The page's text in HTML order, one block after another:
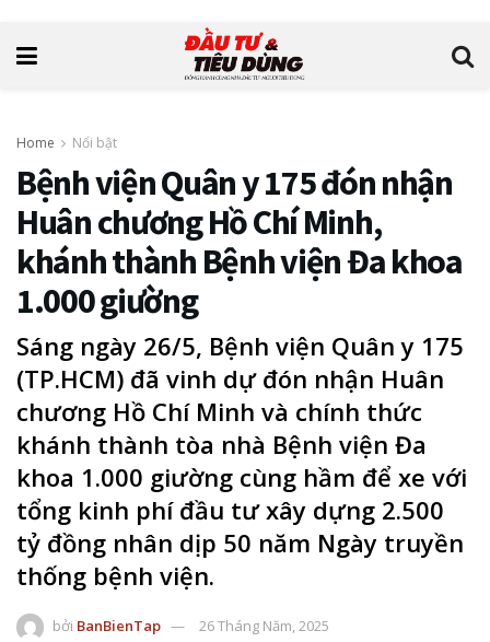
Home Nổi bật
Bệnh viện Quân y 175 đón nhận
Huân chương Hồ Chí Minh,
khánh thành Bệnh viện Đa khoa
1.000 giường
Sáng ngày 26/5, Bệnh viện Quân y 175
(TP.HCM) đã vinh dự đón nhận Huân
chương Hồ Chí Minh và chính thức
khánh thành tòa nhà Bệnh viện Đa
khoa 1.000 giường cùng hầm để xe với
tổng kinh phí đầu tư xây dựng 2.500
tỷ đồng nhân dịp 50 năm Ngày truyền
thống bệnh viện.
bởi BanBienTap 26 Tháng Năm, 2025